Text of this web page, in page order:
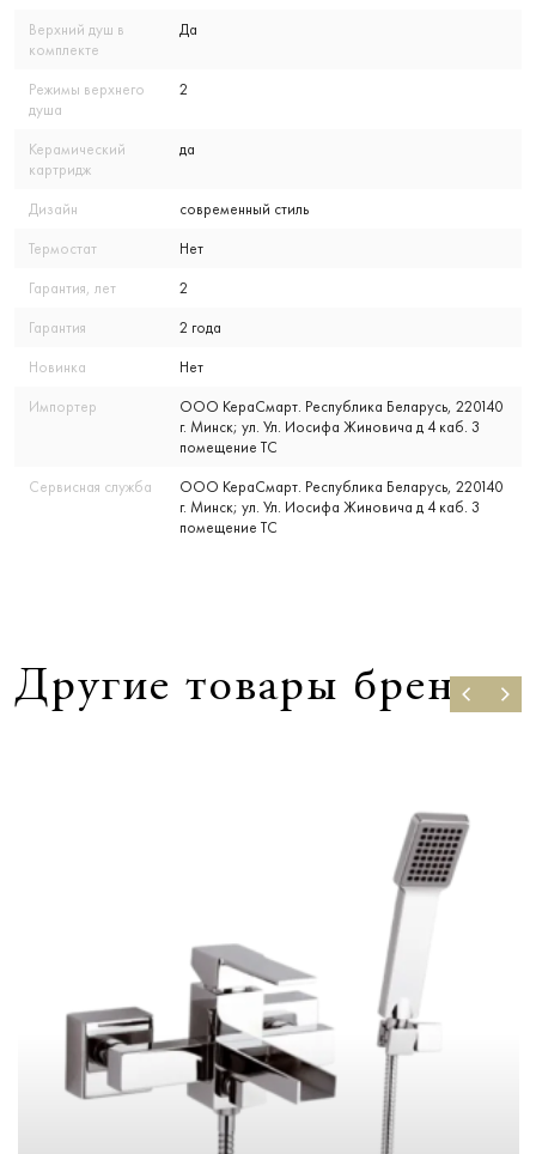
Верхний душ в
комплекте
Да
Режимы верхнего
душа
2
Керамический
картридж
да
Дизайн современный стиль
Термостат Нет
Гарантия, лет 2
Гарантия 2 года
Новинка Нет
Импортер
ООО КераСмарт. Республика Беларусь, 220140
г. Минск; ул. Ул. Иосифа Жиновича д 4 каб. 3
помещение ТС
Сервисная служба
ООО КераСмарт. Республика Беларусь, 220140
г. Минск; ул. Ул. Иосифа Жиновича д 4 каб. 3
помещение ТС
Другие товары бренда